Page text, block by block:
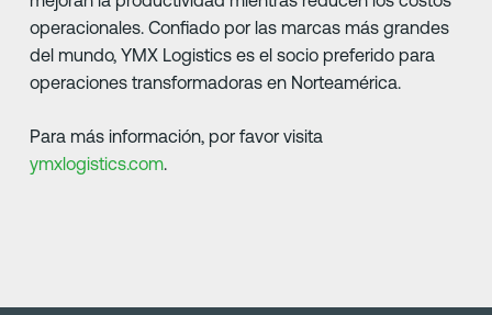
operacionales. Confiado por las marcas más grandes
del mundo, YMX Logistics es el socio preferido para
operaciones transformadoras en Norteamérica.
Para más información, por favor visita
ymxlogistics.com.